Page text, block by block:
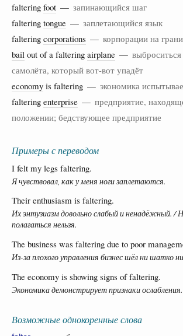
faltering foot — запинающийся шаг
faltering tongue — заплетающийся язык
faltering corporations — корпорации на
bail out of a faltering airplane —
самолёта, который вот-вот упадёт
economy is faltering — экономика
faltering enterprise — предприятие,
положении; бедствующее предприятие
Примеры с переводом
I felt my legs faltering.
Я чувствовал, как у меня ноги заплетаются.
Their enthusiasm is faltering.
Их энтузиазм довольно слабый и ненадёжный. /
полагаться нельзя.
The business was faltering due to poor
Из-за плохого управления бизнес шёл ни шатко
The economy is showing signs of faltering.
Экономика демонстрирует признаки ослабления.
Возможные однокоренные слова